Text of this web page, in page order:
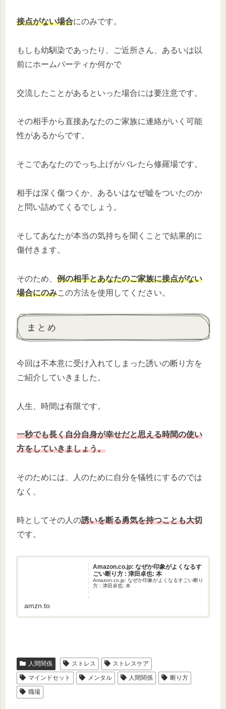
接点がない場合にのみです。
もしも幼馴染であったり、ご近所さん、あるいは以
前にホームパーティか何かで
交流したことがあるといった場合には要注意です。
その相手から直接あなたのご家族に連絡がいく可能
性があるからです。
そこであなたのでっち上げがバレたら修羅場です。
相手は深く傷つくか、あるいはなぜ嘘をついたのか
と問い詰めてくるでしょう。
そしてあなたが本当の気持ちを聞くことで結果的に
傷付きます。
そのため、 例の相手とあなたのご家族に接点がない
場合にのみこの方法を使用してください。
まとめ
今回は不本意に受け入れてしまった誘いの断り方を
ご紹介していきました。
人生、時間は有限です。
一秒でも長く自分自身が幸せだと思える時間の使い
方をしていきましょう。
そのためには、人のために自分を犠牲にするのでは
なく、
時としてその人の誘いを断る勇気を持つことも大切
です。
Amazon.co.jp: なぜか印象がよくなるす
ごい断り方 : 津田卓也: 本
Amazon.co.jp: なぜか印象がよくなるすごい断り
方 : 津田卓也: 本
amzn.to
人間関係 ストレス
ストレスケア
マインドセット
メンタル 人間関係
断り方
職場